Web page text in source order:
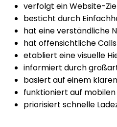
verfolgt ein Website-
besticht durch
hat eine verständliche
hat offensichtliche
etabliert eine visuelle
informiert durch
basiert auf einem
funktioniert auf
priorisiert schnelle